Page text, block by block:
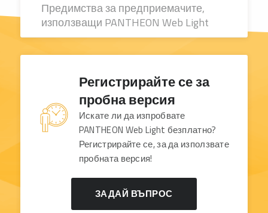
Предимства за предприемачите,
използващи PANTHEON Web Light
Регистрирайте се за
пробна версия
Искате ли да изпробвате
PANTHEON Web Light безплатно?
Регистрирайте се, за да използвате
пробната версия!
ЗАДАЙ ВЪПРОС